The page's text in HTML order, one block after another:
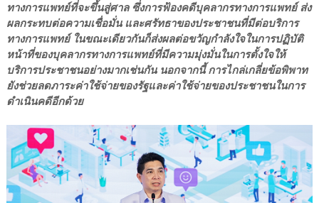
ทางการแพทย์ที่จะขึ้นสู่ศาล ซึ่งการฟ้องคดีบุคลากรทางการแพทย์ ส่ง
ผลกระทบต่อความเชื่อมั่น และศรัทธาของประชาชนที่มีต่อบริการ
ทางการแพทย์ ในขณะเดียวกันก็ส่งผลต่อขวัญกำลังใจในการปฏิบัติ
หน้าที่ของบุคลากรทางการแพทย์ที่มีความมุ่งมั่นในการตั้งใจให้
บริการประชาชนอย่างมากเช่นกัน นอกจากนี้ การไกล่เกลี่ยข้อพิพาท
ยังช่วยลดภาระค่าใช้จ่ายของรัฐและค่าใช้จ่ายของประชาชนในการ
ดำเนินคดีอีกด้วย